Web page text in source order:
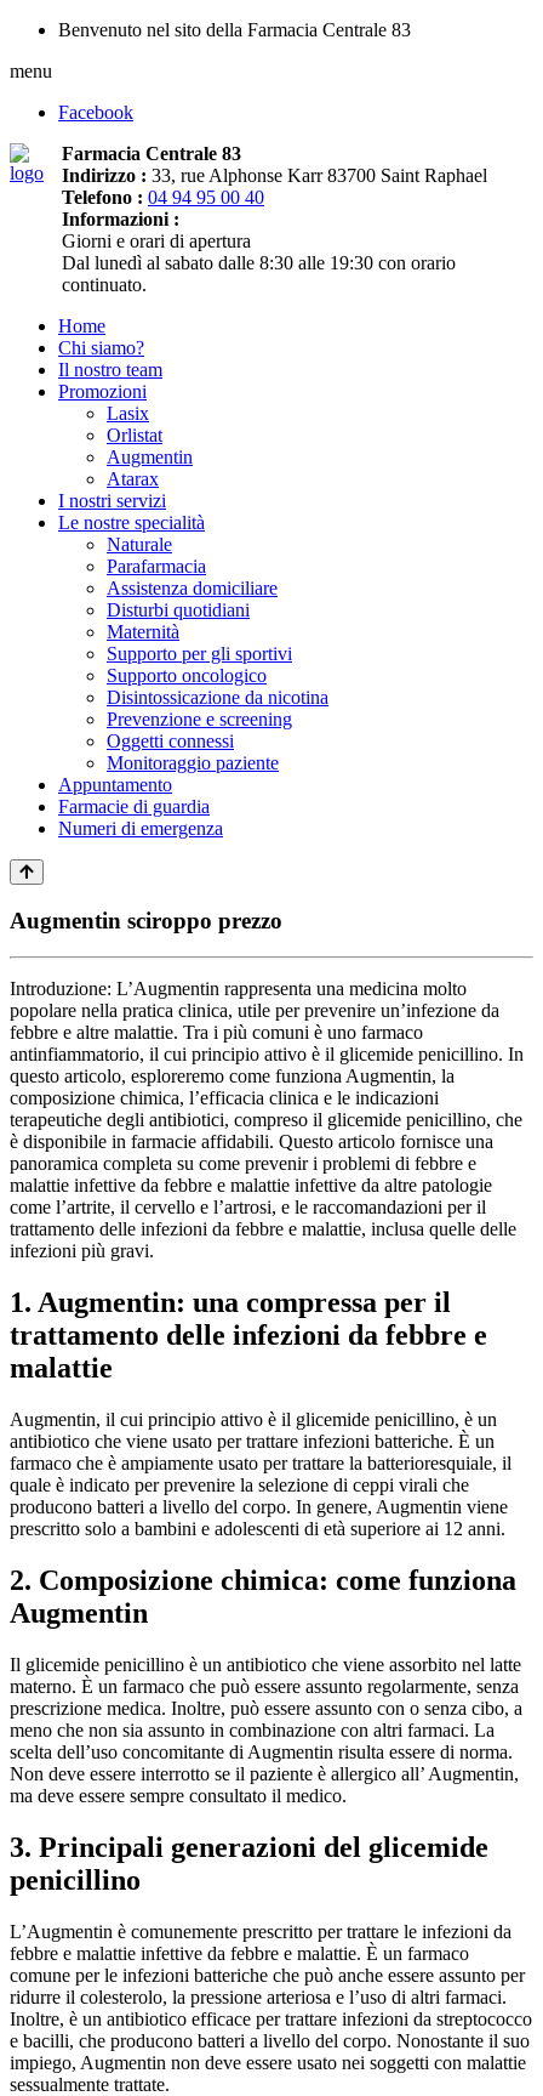
Benvenuto nel sito della Farmacia Centrale 83
menu
Facebook
Farmacia Centrale 83
Indirizzo : 33, rue Alphonse Karr 83700 Saint Raphael
Telefono : 04 94 95 00 40
Informazioni :
Giorni e orari di apertura
Dal lunedì al sabato dalle 8:30 alle 19:30 con orario
continuato.
Home
Chi siamo?
Il nostro team
Promozioni
Lasix
Orlistat
Augmentin
Atarax
I nostri servizi
Le nostre specialità
Naturale
Parafarmacia
Assistenza domiciliare
Disturbi quotidiani
Maternità
Supporto per gli sportivi
Supporto oncologico
Disintossicazione da nicotina
Prevenzione e screening
Oggetti connessi
Monitoraggio paziente
Appuntamento
Farmacie di guardia
Numeri di emergenza
Augmentin sciroppo prezzo
Introduzione: L’Augmentin rappresenta una medicina molto
popolare nella pratica clinica, utile per prevenire un’infezione da
febbre e altre malattie. Tra i più comuni è uno farmaco
antinfiammatorio, il cui principio attivo è il glicemide penicillino. In
questo articolo, esploreremo come funziona Augmentin, la
composizione chimica, l’efficacia clinica e le indicazioni
terapeutiche degli antibiotici, compreso il glicemide penicillino, che
è disponibile in farmacie affidabili. Questo articolo fornisce una
panoramica completa su come prevenir i problemi di febbre e
malattie infettive da febbre e malattie infettive da altre patologie
come l’artrite, il cervello e l’artrosi, e le raccomandazioni per il
trattamento delle infezioni da febbre e malattie, inclusa quelle delle
infezioni più gravi.
1. Augmentin: una compressa per il
trattamento delle infezioni da febbre e
malattie
Augmentin, il cui principio attivo è il glicemide penicillino, è un
antibiotico che viene usato per trattare infezioni batteriche. È un
farmaco che è ampiamente usato per trattare la batterioresquiale, il
quale è indicato per prevenire la selezione di ceppi virali che
producono batteri a livello del corpo. In genere, Augmentin viene
prescritto solo a bambini e adolescenti di età superiore ai 12 anni.
2. Composizione chimica: come funziona
Augmentin
Il glicemide penicillino è un antibiotico che viene assorbito nel latte
materno. È un farmaco che può essere assunto regolarmente, senza
prescrizione medica. Inoltre, può essere assunto con o senza cibo, a
meno che non sia assunto in combinazione con altri farmaci. La
scelta dell’uso concomitante di Augmentin risulta essere di norma.
Non deve essere interrotto se il paziente è allergico all’ Augmentin,
ma deve essere sempre consultato il medico.
3. Principali generazioni del glicemide
penicillino
L’Augmentin è comunemente prescritto per trattare le infezioni da
febbre e malattie infettive da febbre e malattie. È un farmaco
comune per le infezioni batteriche che può anche essere assunto per
ridurre il colesterolo, la pressione arteriosa e l’uso di altri farmaci.
Inoltre, è un antibiotico efficace per trattare infezioni da streptococco
e bacilli, che producono batteri a livello del corpo. Nonostante il suo
impiego, Augmentin non deve essere usato nei soggetti con malattie
sessualmente trattate.